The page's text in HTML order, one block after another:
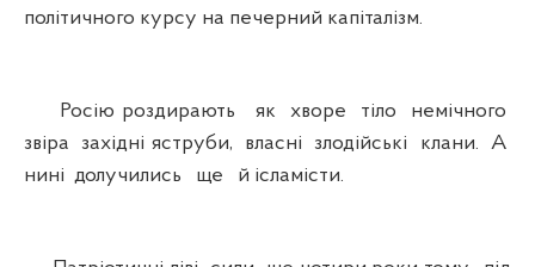
політичного курсу на печерний капіталізм.
Росію роздирають як хворе тіло немічного
звіра західні яструби, власні злодійські клани. А
нині долучились ще й ісламісти.